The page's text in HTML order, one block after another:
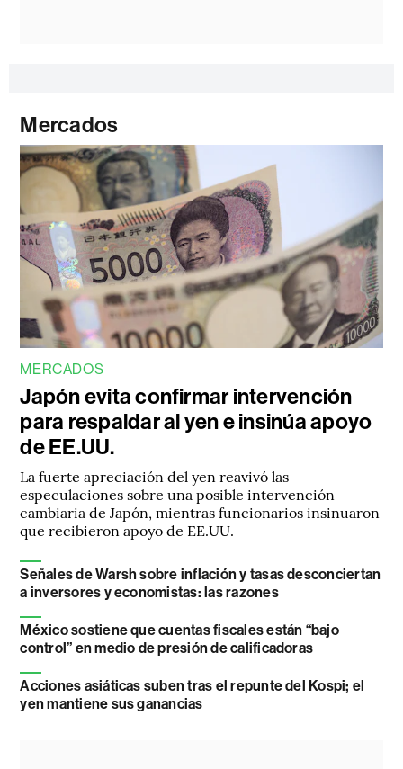
Mercados
MERCADOS
Japón evita confirmar intervención
para respaldar al yen e insinúa apoyo
de EE.UU.
La fuerte apreciación del yen reavivó las
especulaciones sobre una posible intervención
cambiaria de Japón, mientras funcionarios insinuaron
que recibieron apoyo de EE.UU.
Señales de Warsh sobre inflación y tasas desconciertan
a inversores y economistas: las razones
México sostiene que cuentas fiscales están “bajo
control” en medio de presión de calificadoras
Acciones asiáticas suben tras el repunte del Kospi; el
yen mantiene sus ganancias